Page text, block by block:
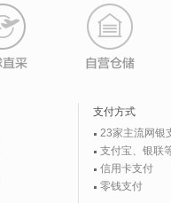
支付方式
23家主流网银
支付宝、银联
信用卡支付
零钱支付